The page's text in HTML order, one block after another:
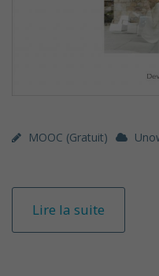
MOOC (gratuit)
Lire la suite